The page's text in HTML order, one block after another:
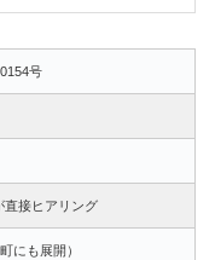
号
直接ヒアリング
にも展開）